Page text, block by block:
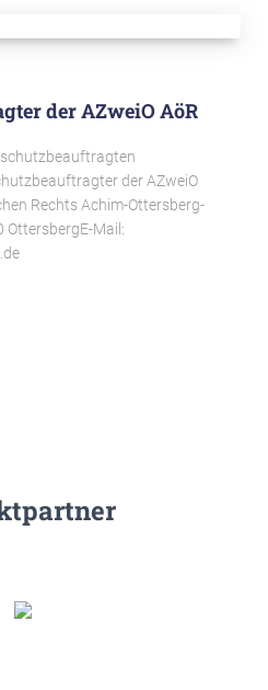
der AZweiO AöR
der AZweiO
Rechts Achim-Ottersberg-
OttersbergE-Mail: